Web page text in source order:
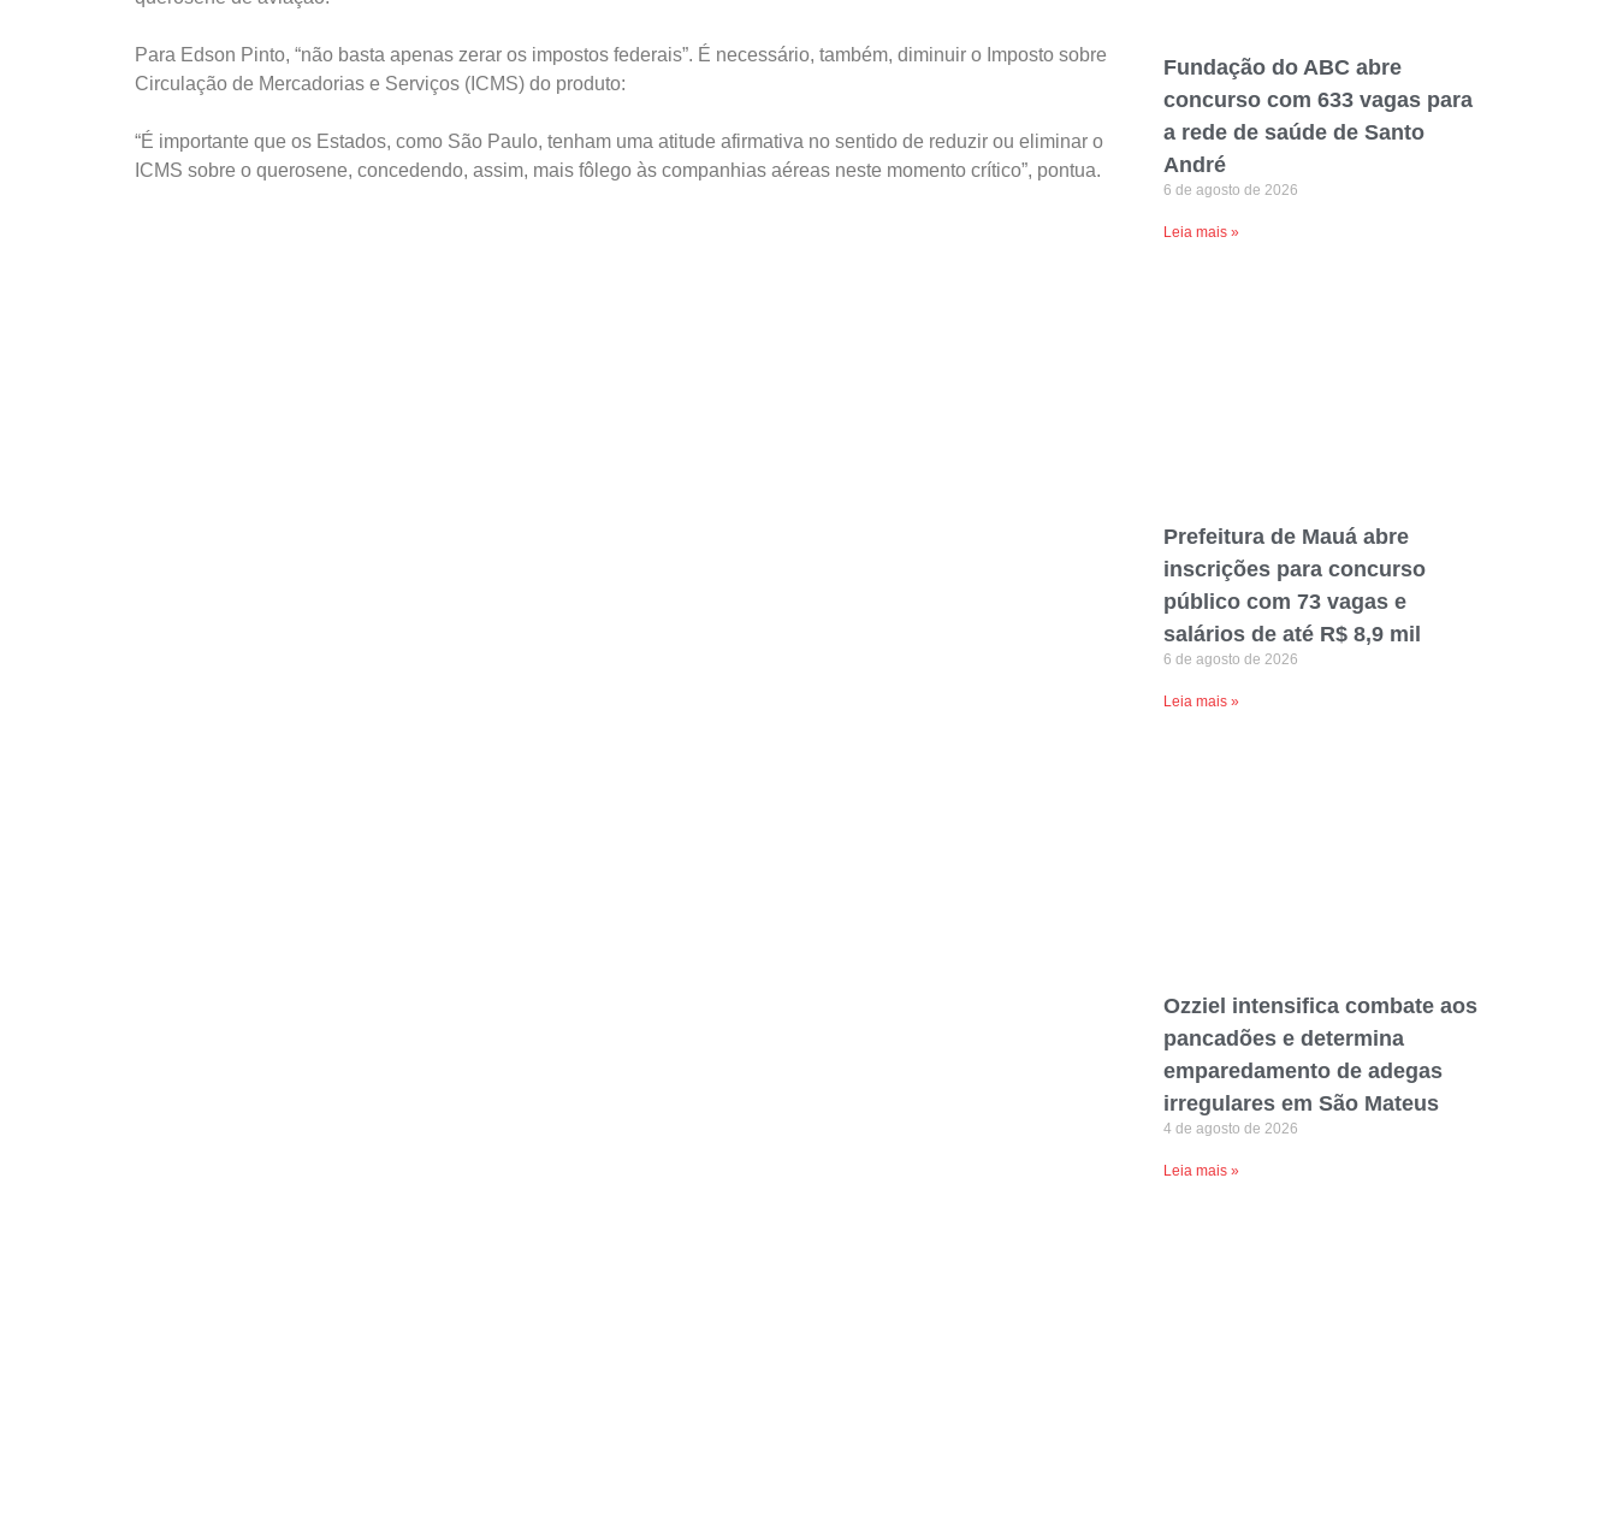
Para Edson Pinto, “não basta apenas zerar os impostos federais”. É necessário, também, diminuir o Imposto sobre
Circulação de Mercadorias e Serviços (ICMS) do produto:
“É importante que os Estados, como São Paulo, tenham uma atitude afirmativa no sentido de reduzir ou eliminar o
ICMS sobre o querosene, concedendo, assim, mais fôlego às companhias aéreas neste momento crítico”, pontua.
Fundação do ABC abre
concurso com 633 vagas para
a rede de saúde de Santo
André
6 de agosto de 2026
Leia mais »
Prefeitura de Mauá abre
inscrições para concurso
público com 73 vagas e
salários de até R$ 8,9 mil
6 de agosto de 2026
Leia mais »
Ozziel intensifica combate aos
pancadões e determina
emparedamento de adegas
irregulares em São Mateus
4 de agosto de 2026
Leia mais »